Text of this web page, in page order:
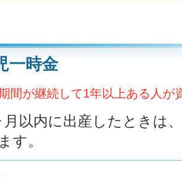
一時金
間が継続して1年以上ある人が
月以内に出産したときは
す。